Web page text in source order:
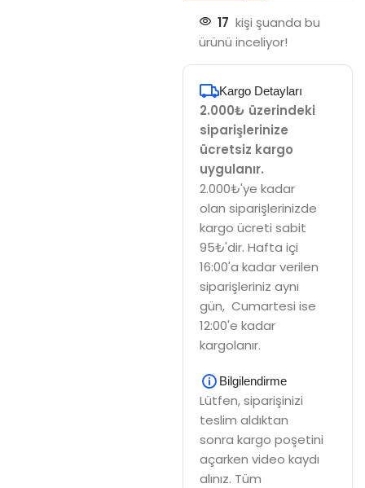
17 kişi şuanda bu
ürünü inceliyor!
Kargo Detayları
2.000₺ üzerindeki
siparişlerinize
ücretsiz kargo
uygulanır.
2.000₺'ye kadar
olan siparişlerinizde
kargo ücreti sabit
95₺'dir. Hafta içi
16:00'a kadar verilen
siparişleriniz aynı
gün, Cumartesi ise
12:00'e kadar
kargolanır.
Bilgilendirme
Lütfen, siparişinizi
teslim aldıktan
sonra kargo poşetini
açarken video kaydı
alınız. Tüm